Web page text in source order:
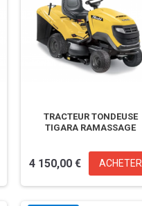
TRACTEUR TONDEUSE
TIGARA RAMASSAGE
4 150,00 € ACHETER